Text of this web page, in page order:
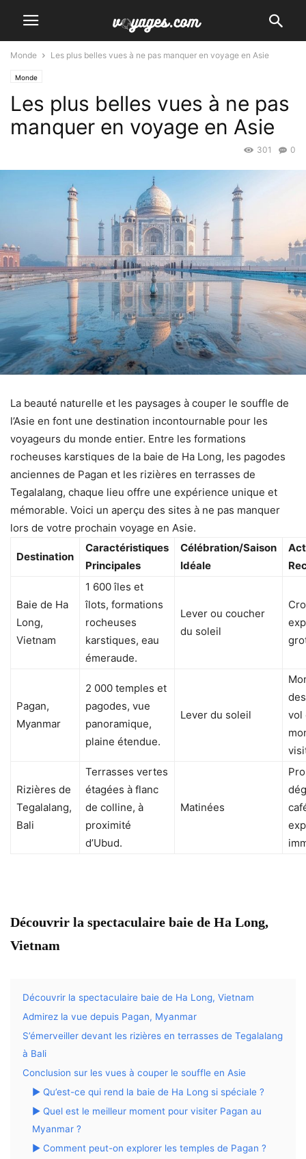
Monde Les plus belles vues à ne pas manquer en voyage en Asie
Monde
Les plus belles vues à ne pas
manquer en voyage en Asie
0
301
La beauté naturelle et les paysages à couper le souffle de
l’Asie en font une destination incontournable pour les
voyageurs du monde entier. Entre les formations
rocheuses karstiques de la baie de Ha Long, les pagodes
anciennes de Pagan et les rizières en terrasses de
Tegalalang, chaque lieu offre une expérience unique et
mémorable. Voici un aperçu des sites à ne pas manquer
lors de votre prochain voyage en Asie.
Destination
Caractéristiques
Principales
Célébration/Saison
Idéale
Baie de Ha
Long,
Vietnam
1 600 îles et
îlots, formations
rocheuses
karstiques, eau
émeraude.
Lever ou coucher
du soleil
Pagan,
Myanmar
2 000 temples et
pagodes, vue
panoramique,
plaine étendue.
Lever du soleil
vol
Rizières de
Tegalalang,
Bali
Terrasses vertes
étagées à flanc
de colline, à
proximité
d’Ubud.
Matinées
Découvrir la spectaculaire baie de Ha Long,
Vietnam
Découvrir la spectaculaire baie de Ha Long, Vietnam
Admirez la vue depuis Pagan, Myanmar
S’émerveiller devant les rizières en terrasses de Tegalalang
à Bali
Conclusion sur les vues à couper le souffle en Asie
▶ Qu’est-ce qui rend la baie de Ha Long si spéciale ?
▶ Quel est le meilleur moment pour visiter Pagan au
Myanmar ?
▶ Comment peut-on explorer les temples de Pagan ?